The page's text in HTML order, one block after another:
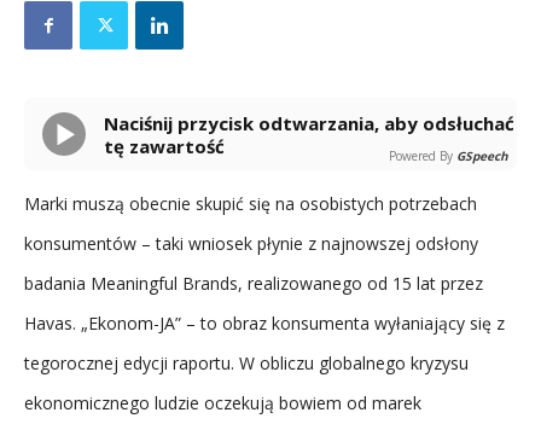
Naciśnij przycisk odtwarzania, aby odsłuchać
tę zawartość
Powered By GSpeech
Marki muszą obecnie skupić się na osobistych potrzebach
konsumentów – taki wniosek płynie z najnowszej odsłony
badania Meaningful Brands, realizowanego od 15 lat przez
Havas. „Ekonom-JA” – to obraz konsumenta wyłaniający się z
tegorocznej edycji raportu. W obliczu globalnego kryzysu
ekonomicznego ludzie oczekują bowiem od marek